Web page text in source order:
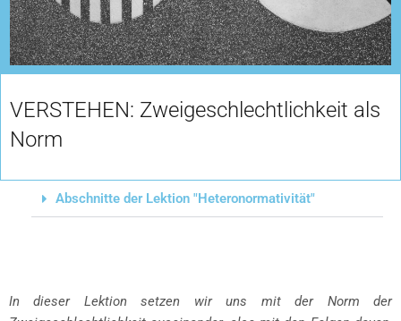
VERSTEHEN: Zweigeschlechtlichkeit als
Norm
Abschnitte der Lektion "Heteronormativität"
In dieser Lektion setzen wir uns mit der Norm der